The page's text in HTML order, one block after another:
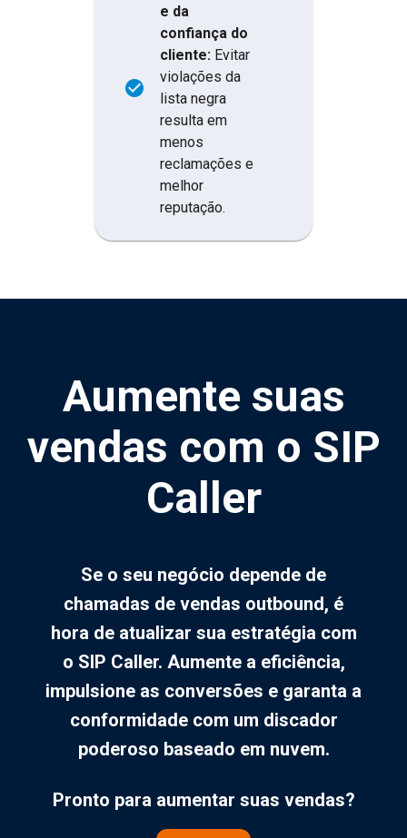
e da
confiança do
cliente: Evitar
violações da
lista negra
resulta em
menos
reclamações e
melhor
reputação.
Aumente suas
vendas com o SIP
Caller
Se o seu negócio depende de
chamadas de vendas outbound, é
hora de atualizar sua estratégia com
o SIP Caller. Aumente a eficiência,
impulsione as conversões e garanta a
conformidade com um discador
poderoso baseado em nuvem.
Pronto para aumentar suas vendas?